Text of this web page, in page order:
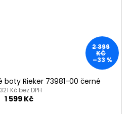
2 399
KČ
–33 %
boty Rieker 73981-00 černé
Kč bez DPH
1 599 Kč